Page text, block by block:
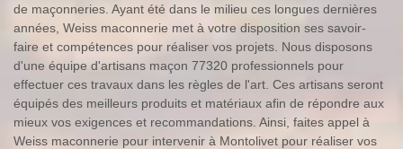
de maçonneries. Ayant été dans le milieu ces longues dernières
années, Weiss maconnerie met à votre disposition ses savoir-
faire et compétences pour réaliser vos projets. Nous disposons
d'une équipe d'artisans maçon 77320 professionnels pour
effectuer ces travaux dans les règles de l'art. Ces artisans seront
équipés des meilleurs produits et matériaux afin de répondre aux
mieux vos exigences et recommandations. Ainsi, faites appel à
Weiss maconnerie pour intervenir à Montolivet pour réaliser vos